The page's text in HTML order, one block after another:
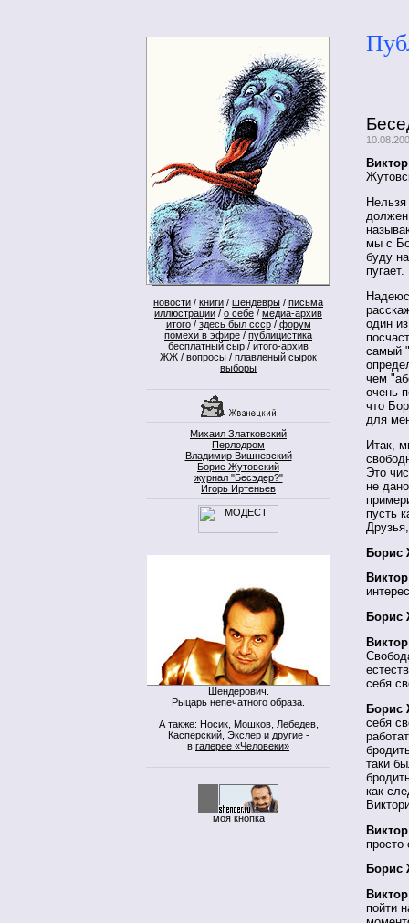
новости / книги / шендевры / письма
иллюстрации / о себе / медиа-архив
итого/ здесь был ссср/ форум
помехи в эфире / публицистика
бесплатный сыр / итого-архив
ЖЖ / вопросы / плавленый сырок
выборы
Михаил Златковский
Перлодром
Владимир Вишневский
Борис Жутовский
журнал "Бесэдер?"
Игорь Иртеньев
Шендерович.
Рыцарь непечатного образа.
А также: Носик, Мошков, Лебедев,
Касперский, Экслер и другие -
в галерее «Человеки»
моя кнопка
мы с
буду
один
самый
чем
очень
что
для
Итак,
Это
не
пусть
Борис
Борис
себя
Борис
себя
таки
как
Борис
пойти